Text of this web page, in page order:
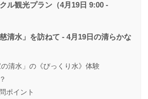
ル観光プラン（4月19日 9:00 -
清水」を訪ねて - 4月19日の清らかな
の清水」の《びっくり水》体験
ポイント